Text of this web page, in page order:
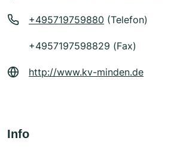
+495719759880 (Telefon)
+4957197598829 (Fax)
http://www.kv-minden.de
Info